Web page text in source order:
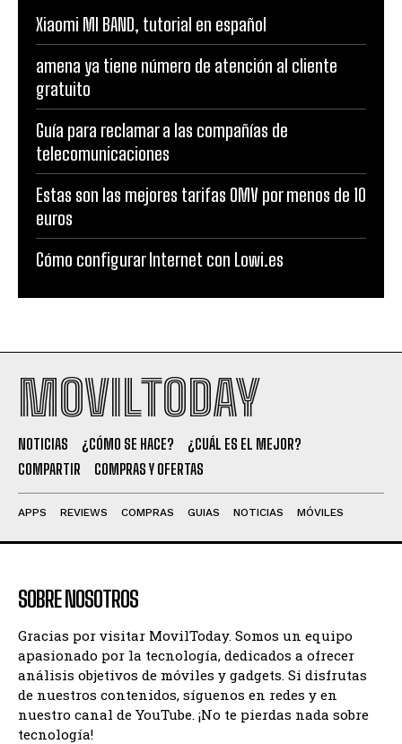
Xiaomi MI BAND, tutorial en español
amena ya tiene número de atención al cliente
gratuito
Guía para reclamar a las compañías de
telecomunicaciones
Estas son las mejores tarifas OMV por menos de 10
euros
Cómo configurar Internet con Lowi.es
MOVILTODAY
NOTICIAS ¿CÓMO SE HACE?
¿CUÁL ES EL MEJOR?
COMPARTIR
COMPRAS Y OFERTAS
APPS REVIEWS COMPRAS GUIAS NOTICIAS MÓVILES
SOBRE NOSOTROS
Gracias por visitar MovilToday. Somos un equipo
apasionado por la tecnología, dedicados a ofrecer
análisis objetivos de móviles y gadgets. Si disfrutas
de nuestros contenidos, síguenos en redes y en
nuestro canal de YouTube. ¡No te pierdas nada sobre
tecnología!